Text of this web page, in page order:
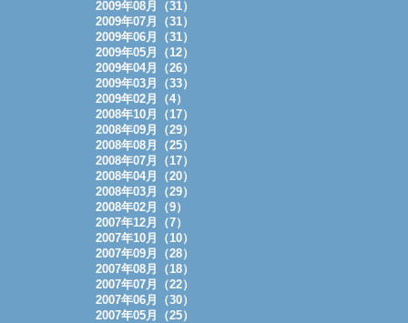
2009年08月（31）
2009年07月（31）
2009年06月（31）
2009年05月（12）
2009年04月（26）
2009年03月（33）
2009年02月（4）
2008年10月（17）
2008年09月（29）
2008年08月（25）
2008年07月（17）
2008年04月（20）
2008年03月（29）
2008年02月（9）
2007年12月（7）
2007年10月（10）
2007年09月（28）
2007年08月（18）
2007年07月（22）
2007年06月（30）
2007年05月（25）